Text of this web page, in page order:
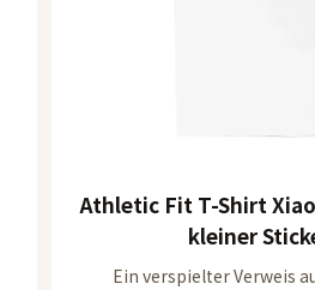
Athletic Fit T-Shirt
kleiner
Ein verspielter Verweis